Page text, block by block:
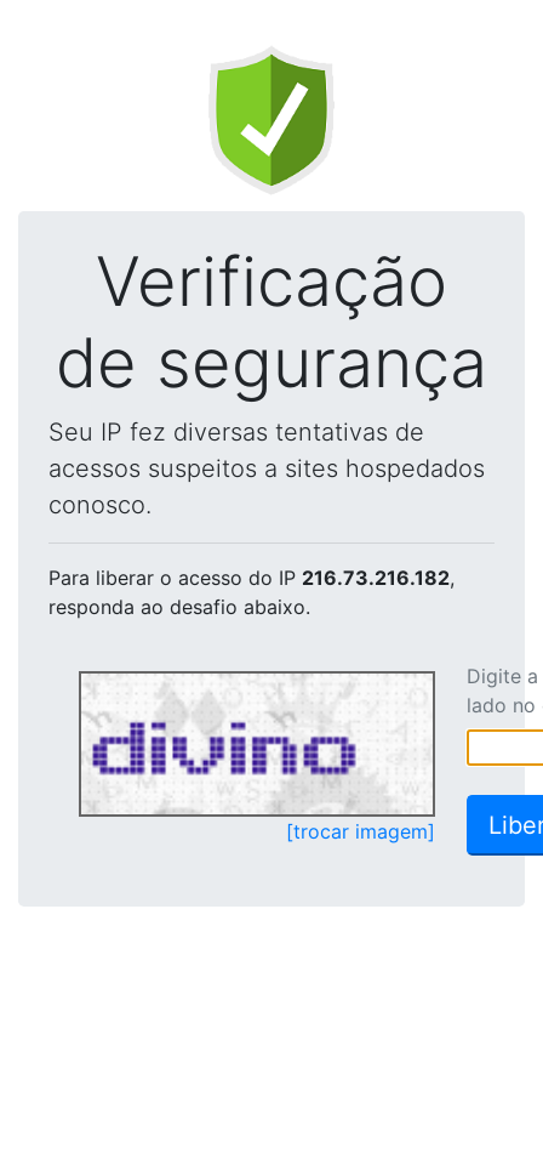
Verificação
de segurança
Seu IP fez diversas tentativas de
acessos suspeitos a sites hospedados
conosco.
Para liberar o acesso do IP 216.73.216.182,
responda ao desafio abaixo.
[trocar imagem]
Digite
lado no